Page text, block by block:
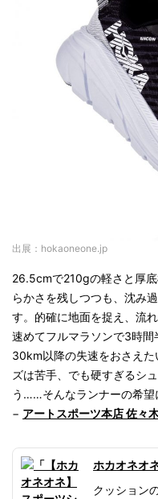
出展：hokaoneone.jp
26.5cmで210gの軽さと厚
らかさを残しつつも、沈み
す。的確に地面を捉え、流
速めてフルマラソンで3時間
30km以降の失速をおさえ
ズは苦手、でも硬すぎるシ
う……そんなランナーの希望
− アートスポーツ本店 佐々
ホカオネオ
クッション